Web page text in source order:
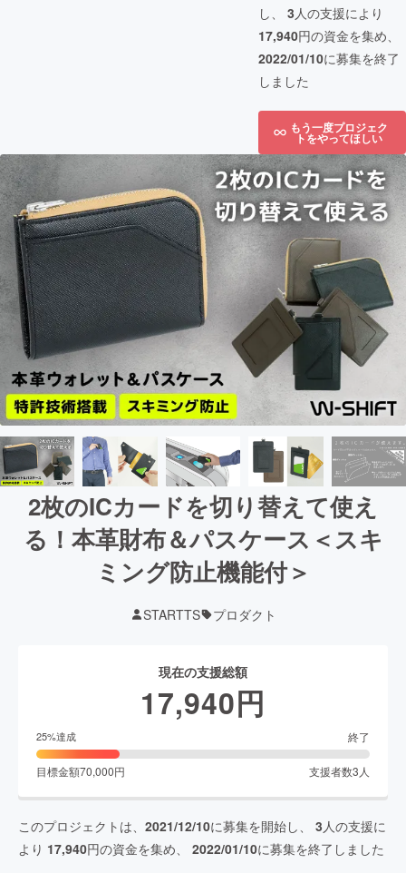
し、 3人の支援により
17,940円の資金を集め、
2022/01/10に募集を終了
しました
もう一度プロジェク
トをやってほしい
2枚のICカードを切り替えて使え
る！本革財布＆パスケース＜スキ
ミング防止機能付＞
STARTTS プロダクト
現在の支援総額
17,940円
25%達成 終了
目標金額70,000円 支援者数3 人
このプロジェクトは、 2021/12/10に募集を開始し、 3 人の支援に
より 17,940円の資金を集め、 2022/01/10に募集を終了しました